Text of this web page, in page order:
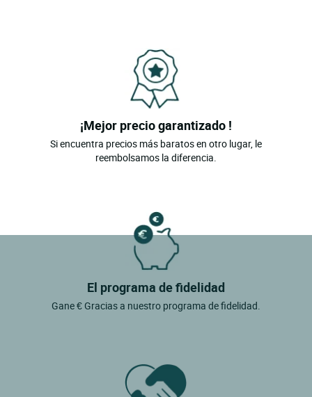
¡Mejor precio garantizado !
Si encuentra precios más baratos en otro lugar, le
reembolsamos la diferencia.
El programa de fidelidad
Gane € Gracias a nuestro programa de fidelidad.